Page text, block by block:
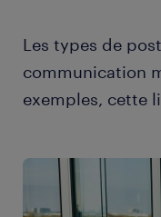
Les types de
communication
exemples, cette